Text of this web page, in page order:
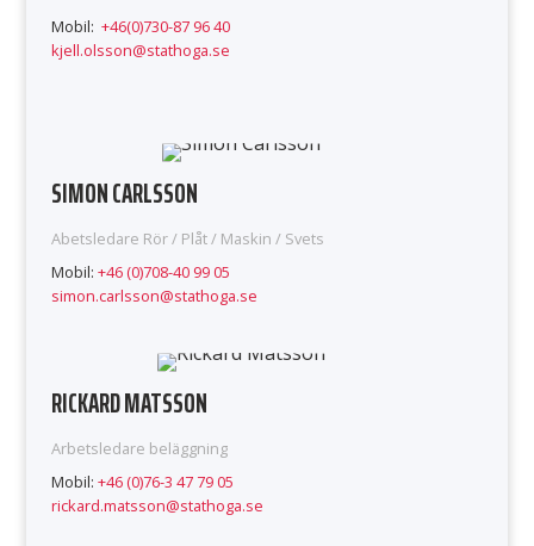
Mobil: +46(0)730-87 96 40
kjell.olsson@stathoga.se
SIMON CARLSSON
Abetsledare Rör / Plåt / Maskin / Svets
Mobil: +46 (0)708-40 99 05
simon.carlsson@stathoga.se
RICKARD MATSSON
Arbetsledare beläggning
Mobil: +46 (0)76-3 47 79 05
rickard.matsson@stathoga.se